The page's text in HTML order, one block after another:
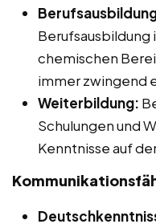
chemischen
immer zwingend
Weiterbildung:
Schulungen und
Kenntnisse auf